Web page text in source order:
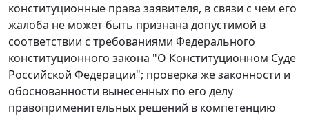
конституционные права заявителя, в связи с чем его
жалоба не может быть признана допустимой в
соответствии с требованиями Федерального
конституционного закона "О Конституционном Суде
Российской Федерации"; проверка же законности и
обоснованности вынесенных по его делу
правоприменительных решений в компетенцию